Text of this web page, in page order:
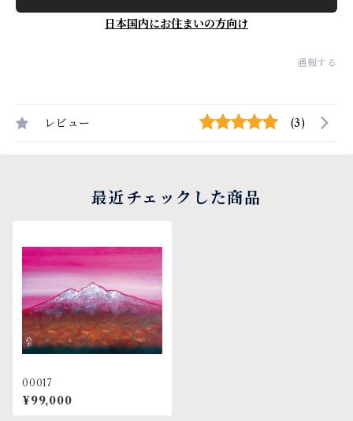
日本国内にお住まいの方向け
通報する
レビュー (3)
最近チェックした商品
00017
¥99,000